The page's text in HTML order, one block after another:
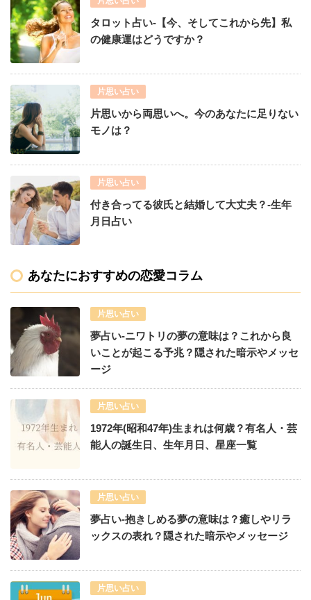
タロット占い-【今、そしてこれから先】私
の健康運はどうですか？
片思い占い
片思いから両思いへ。今のあなたに足りない
モノは？
片思い占い
付き合ってる彼氏と結婚して大丈夫？-生年
月日占い
あなたにおすすめの恋愛コラム
片思い占い
夢占い-ニワトリの夢の意味は？これから良
いことが起こる予兆？隠された暗示やメッセ
ージ
片思い占い
1972年(昭和47年)生まれは何歳？有名人・芸
能人の誕生日、生年月日、星座一覧
片思い占い
夢占い-抱きしめる夢の意味は？癒しやリラ
ックスの表れ？隠された暗示やメッセージ
片思い占い